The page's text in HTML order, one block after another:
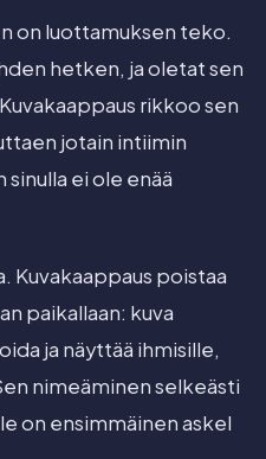
on luottamuksen teko.
hetken, ja oletat sen
rikkoo sen
jotain intiimin
ei ole enää
Kuvakaappaus poistaa
paikallaan: kuva
ja näyttää ihmisille,
nimeäminen selkeästi
on ensimmäinen askel